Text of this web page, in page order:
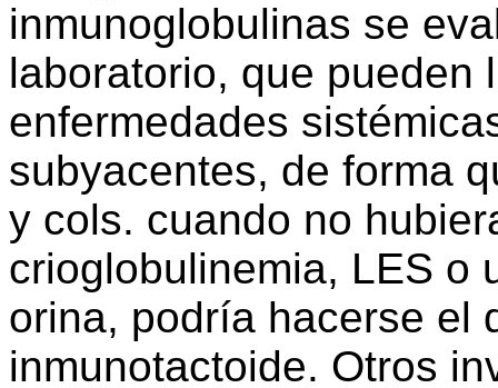
inmunoglobulinas se
laboratorio, que pueden
enfermedades
subyacentes, de forma
y cols. cuando no
crioglobulinemia, LES o
orina, podría hacerse el
inmunotactoide. Otros